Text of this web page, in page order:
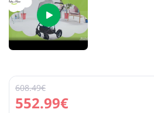
552.99€
608.49€